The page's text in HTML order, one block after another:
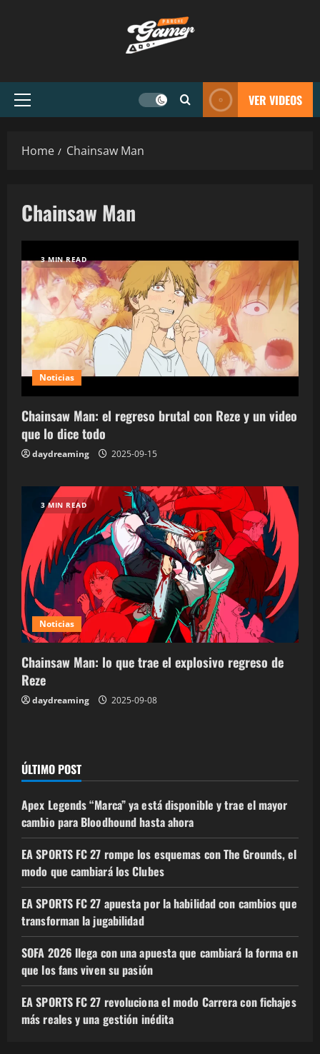
VER VIDEOS
Home Chainsaw Man
Chainsaw Man
3 MIN READ
Noticias
Chainsaw Man: el regreso brutal con Reze y un video
que lo dice todo
daydreaming 2025-09-15
3 MIN READ
Noticias
Chainsaw Man: lo que trae el explosivo regreso de
Reze
daydreaming 2025-09-08
ÚLTIMO POST
Apex Legends “Marca” ya está disponible y trae el mayor
cambio para Bloodhound hasta ahora
EA SPORTS FC 27 rompe los esquemas con The Grounds, el
modo que cambiará los Clubes
EA SPORTS FC 27 apuesta por la habilidad con cambios que
transforman la jugabilidad
SOFA 2026 llega con una apuesta que cambiará la forma en
que los fans viven su pasión
EA SPORTS FC 27 revoluciona el modo Carrera con fichajes
más reales y una gestión inédita